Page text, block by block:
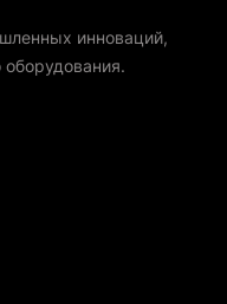
инноваций,